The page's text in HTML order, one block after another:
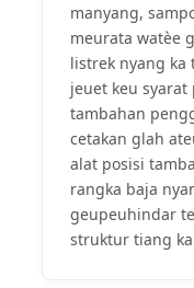
manyang,
meurata watèe
listrek nyang ka
jeuet keu syarat
tambahan
cetakan glah
alat posisi
rangka baja
geupeuhindar
struktur tiang